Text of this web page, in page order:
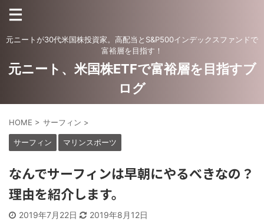
元ニートが30代米国株投資家。高配当とS&P500インデックスファンドで
富裕層を目指す！
元ニート、米国株ETFで富裕層を目指すブ
ログ
HOME > サーフィン >
サーフィン マリンスポーツ
なんでサーフィンは早朝にやるべきなの？
理由を紹介します。
2019年7月22日 2019年8月12日